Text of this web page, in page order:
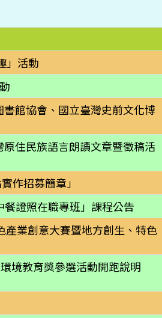
」活動
館協會、國立臺灣史前文化博
住民族語言朗讀文章暨徵稿活
作招募簡章」
證照在職專班」課程公告
業創意大賽暨地方創生、特色
境教育獎參選活動開跑說明